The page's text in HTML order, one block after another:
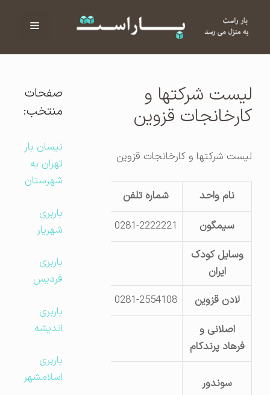
فهرست
لیست شرکتها و
کارخانجات قزوین
لیست شرکتها و کارخانجات قزوین
نام واحد شماره تلفن
سیمگون
0281-2222221
کیلومتر 3 جاده رشت
وسایل کودک
لادن قزوین 0281-2554108
اصلانی و
فرهاد پرندکام
جاده قدیم کرج – کیلومتر 5 – مقابل دنیای یدک
سوندور
صفحات
منتخب:
نیسان بار
تهران به
شهرستان
باربری
شهریار
باربری
فردیس
باربری
اندیشه
باربری
اسلامشهر